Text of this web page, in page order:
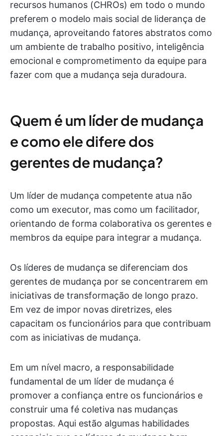
recursos humanos (CHROs) em todo o mundo
preferem o modelo mais social de liderança de
mudança, aproveitando fatores abstratos como
um ambiente de trabalho positivo, inteligência
emocional e comprometimento da equipe para
fazer com que a mudança seja duradoura.
Quem é um líder de mudança
e como ele difere dos
gerentes de mudança?
Um líder de mudança competente atua não
como um executor, mas como um facilitador,
orientando de forma colaborativa os gerentes e
membros da equipe para integrar a mudança.
Os líderes de mudança se diferenciam dos
gerentes de mudança por se concentrarem em
iniciativas de transformação de longo prazo.
Em vez de impor novas diretrizes, eles
capacitam os funcionários para que contribuam
com as iniciativas de mudança.
Em um nível macro, a responsabilidade
fundamental de um líder de mudança é
promover a confiança entre os funcionários e
construir uma fé coletiva nas mudanças
propostas. Aqui estão algumas habilidades